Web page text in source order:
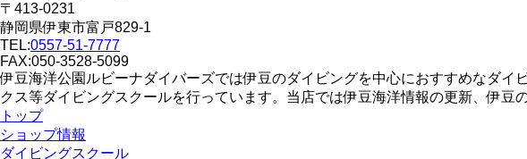
〒413-0231
静岡県伊東市富戸829-1
TEL:0557-51-7777
FAX:050-3528-5099
伊豆海洋公園ルビーナダイバーズでは伊豆のダイビングを中心におすすめなダ
クス等ダイビングスクールを行っています。当店では伊豆海洋情報の更新、伊豆
トップ
ショップ情報
ダイビングスクール